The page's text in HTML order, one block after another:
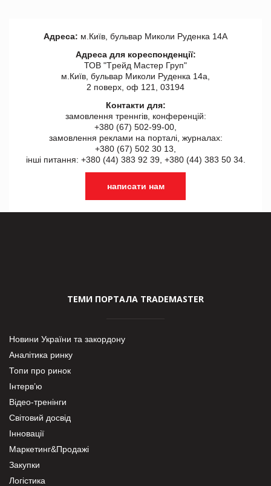
Адреса: м.Київ, бульвар Миколи Руденка 14А
Адреса для кореспонденції:
ТОВ "Tрейд Мастер Груп"
м.Київ, бульвар Миколи Руденка 14а,
2 поверх, оф 121, 03194
Контакти для:
замовлення треннгів, конференцій:
+380 (67) 502-99-00,
замовлення реклами на порталі, журналах:
+380 (67) 502 30 13,
інші питання: +380 (44) 383 92 39, +380 (44) 383 50 34.
написати нам
ТЕМИ ПОРТАЛА TRADEMASTER
Новини України та закордону
Аналітика ринку
Топи про ринок
Інтерв’ю
Відео-тренінги
Світовий досвід
Інновації
Маркетинг&Продажі
Закупки
Логістика